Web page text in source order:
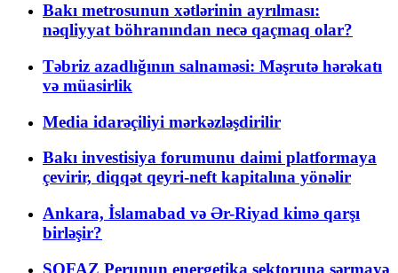
Bakı metrosunun xətlərinin ayrılması:
nəqliyyat böhranından necə qaçmaq olar?
Təbriz azadlığının salnaməsi: Məşrutə hərəkatı
və müasirlik
Media idarəçiliyi mərkəzləşdirilir
Bakı investisiya forumunu daimi platformaya
çevirir, diqqət qeyri-neft kapitalına yönəlir
Ankara, İslamabad və Ər-Riyad kimə qarşı
birləşir?
SOFAZ Perunun energetika sektoruna sərmayə